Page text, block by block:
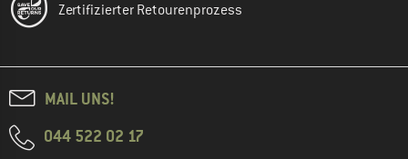
Zertifizierter Retourenprozess
MAIL UNS!
044 522 02 17